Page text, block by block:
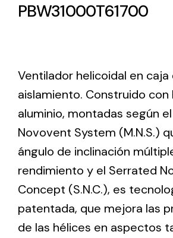
The incorporation of Novovent into
meant a greater offer of
Iluminación Solar
Variedad de soluciones solares
PBW31000T61700
Ventilador helicoidal en caja
aislamiento. Construido con
aluminio, montadas según
Novovent System (M.N.S.)
ángulo de inclinación
rendimiento y el Serrated
Concept (S.N.C.), es
patentada, que mejora las
de las hélices en aspectos